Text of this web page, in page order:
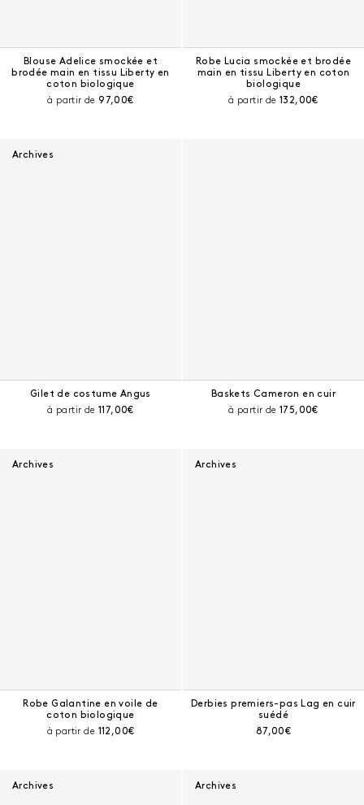
Blouse Adelice smockée et
brodée main en tissu Liberty en
coton biologique
à partir dePrix courant :
97,00€
Robe Lucia smockée et brodée
main en tissu Liberty en coton
biologique
à partir de Prix courant :
132,00€
Archives
Gilet de costume Angus
à partir de Prix courant :
117,00€
Baskets Cameron en cuir
à partir de Prix courant :
175,00€
Archives
Robe Galantine en voile de
coton biologique
à partir de Prix courant :
112,00€
Archives
Derbies premiers-pas Lag en cuir
suédé
Prix courant :
87,00€
Archives Archives